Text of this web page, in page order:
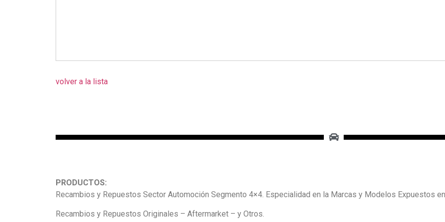
volver a la lista
PRODUCTOS:
Recambios y Repuestos Sector Automoción Segmento 4×4. Especialidad en la Marcas y Modelos Expuestos
Recambios y Repuestos Originales – Aftermarket – y Otros.